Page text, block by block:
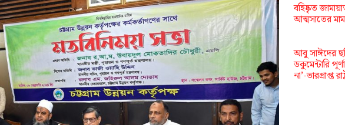
বহিষ্কৃত
আত্মসাতের
আবু সাঈদের
ডকুমেন্টারি
না’-ভারপ্রাপ্ত